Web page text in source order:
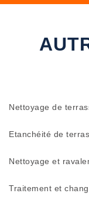
Nettoyage de
Etanchéité de
Nettoyage et
Traitement et